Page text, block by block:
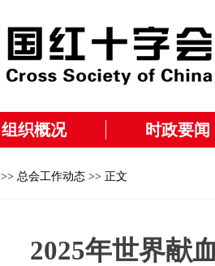
组织概况 时政要闻
>> 总会工作动态 >> 正文
2025年世界献